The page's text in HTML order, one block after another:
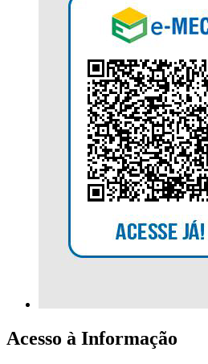
Acesso à Informação